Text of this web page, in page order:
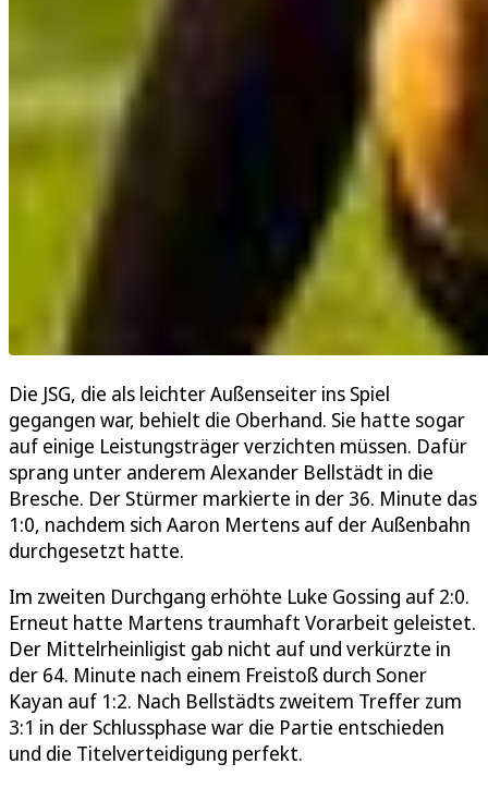
Die JSG, die als leichter Außenseiter ins Spiel
gegangen war, behielt die Oberhand. Sie hatte sogar
auf einige Leistungsträger verzichten müssen. Dafür
sprang unter anderem Alexander Bellstädt in die
Bresche. Der Stürmer markierte in der 36. Minute das
1:0, nachdem sich Aaron Mertens auf der Außenbahn
durchgesetzt hatte.
Im zweiten Durchgang erhöhte Luke Gossing auf 2:0.
Erneut hatte Martens traumhaft Vorarbeit geleistet.
Der Mittelrheinligist gab nicht auf und verkürzte in
der 64. Minute nach einem Freistoß durch Soner
Kayan auf 1:2. Nach Bellstädts zweitem Treffer zum
3:1 in der Schlussphase war die Partie entschieden
und die Titelverteidigung perfekt.